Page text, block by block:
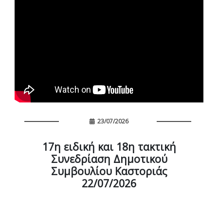
23/07/2026
17η ειδική και 18η τακτική
Συνεδρίαση Δημοτικού
Συμβουλίου Καστοριάς
22/07/2026